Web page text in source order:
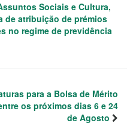
Sociais e Cultura,
de atribuição de prémios
no regime de previdência
para a Bolsa de Mérito
os próximos dias 6 e 24
de Agosto